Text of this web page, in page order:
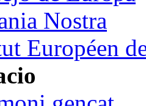
Nostra
Européen